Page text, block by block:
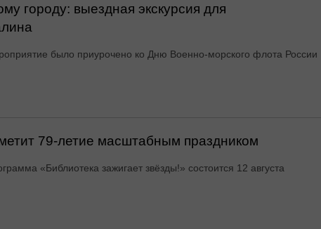
городу: выездная экскурсия для
было приурочено ко Дню Военно-морского флота России
79-летие масштабным праздником
«Библиотека зажигает звёзды!» состоится 12 августа